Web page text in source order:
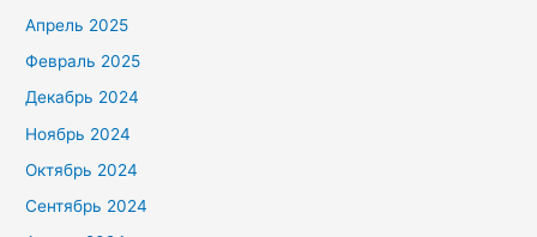
Апрель 2025
Февраль 2025
Декабрь 2024
Ноябрь 2024
Октябрь 2024
Сентябрь 2024